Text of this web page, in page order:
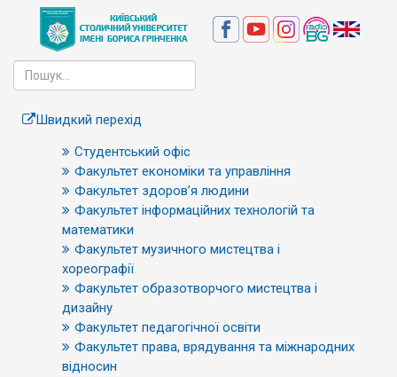
Швидкий перехід
Студентський офіс
Факультет економіки та управління
Факультет здоров’я людини
Факультет інформаційних технологій та
математики
Факультет музичного мистецтва і
хореографії
Факультет образотворчого мистецтва і
дизайну
Факультет педагогічної освіти
Факультет права, врядування та міжнародних
відносин